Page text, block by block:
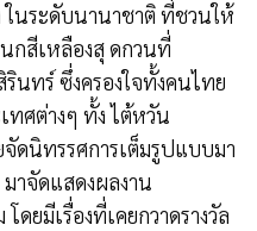
ในระดับนานาชาติ ที่ชวนให้
กสีเหลืองสุ ดกวนที่
นทร์ ซึ่งครองใจทั้งคนไทย
ทศต่างๆ ทั้ง ไต้หวัน
ดนิทรรศการเต็มรูปแบบมา
าจัดแสดงผลงาน
ดยมีเรื่องที่เคยกวาดรางวัล